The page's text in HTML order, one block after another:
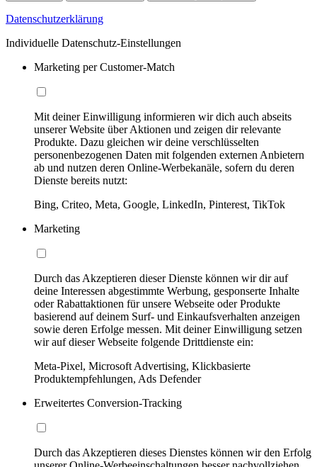
Datenschutzerklärung
Individuelle Datenschutz-Einstellungen
Marketing per Customer-Match
Mit deiner Einwilligung informieren wir dich auch abseits
unserer Website über Aktionen und zeigen dir relevante
Produkte. Dazu gleichen wir deine verschlüsselten
personenbezogenen Daten mit folgenden externen Anbietern
ab und nutzen deren Online-Werbekanäle, sofern du deren
Dienste bereits nutzt:
Bing, Criteo, Meta, Google, LinkedIn, Pinterest, TikTok
Marketing
Durch das Akzeptieren dieser Dienste können wir dir auf
deine Interessen abgestimmte Werbung, gesponserte Inhalte
oder Rabattaktionen für unsere Webseite oder Produkte
basierend auf deinem Surf- und Einkaufsverhalten anzeigen
sowie deren Erfolge messen. Mit deiner Einwilligung setzen
wir auf dieser Webseite folgende Drittdienste ein:
Meta-Pixel, Microsoft Advertising, Klickbasierte
Produktempfehlungen, Ads Defender
Erweitertes Conversion-Tracking
Durch das Akzeptieren dieses Dienstes können wir den Erfolg